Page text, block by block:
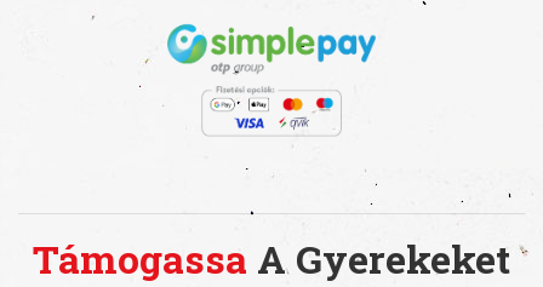
Támogassa A Gyerekeket